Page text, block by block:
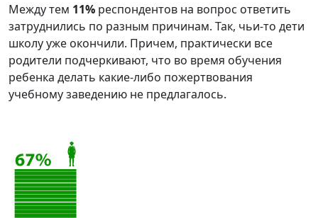
Между тем 11% респондентов на вопрос ответить
затруднились по разным причинам. Так, чьи-то дети
школу уже окончили. Причем, практически все
родители подчеркивают, что во время обучения
ребенка делать какие-либо пожертвования
учебному заведению не предлагалось.